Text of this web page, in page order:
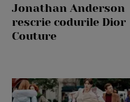
Jonathan Anderson
rescrie codurile Dior
Couture